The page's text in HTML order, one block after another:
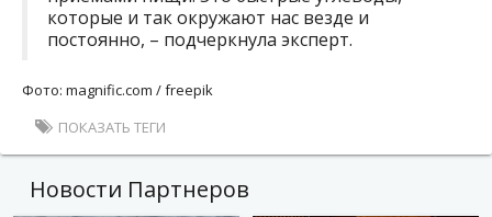
которые и так окружают нас везде и
постоянно, – подчеркнула эксперт.
Фото: magnific.com / freepik
ПОКАЗАТЬ ТЕГИ
Новости Партнеров